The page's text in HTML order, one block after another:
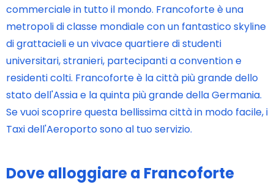
commerciale in tutto il mondo. Francoforte è una
metropoli di classe mondiale con un fantastico skyline
di grattacieli e un vivace quartiere di studenti
universitari, stranieri, partecipanti a convention e
residenti colti. Francoforte è la città più grande dello
stato dell'Assia e la quinta più grande della Germania.
Se vuoi scoprire questa bellissima città in modo facile, i
Taxi dell'Aeroporto sono al tuo servizio.
Dove alloggiare a Francoforte